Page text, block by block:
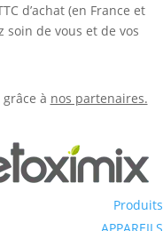
d’achat (en France et
soin de vous et de vos
à nos partenaires.
Produits